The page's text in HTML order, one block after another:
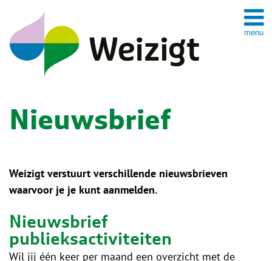
naar
inhoud
Nieuwsbrief
Weizigt verstuurt verschillende nieuwsbrieven
waarvoor je je kunt aanmelden.
Nieuwsbrief
publieksactiviteiten
Wil jij één keer per maand een overzicht met de